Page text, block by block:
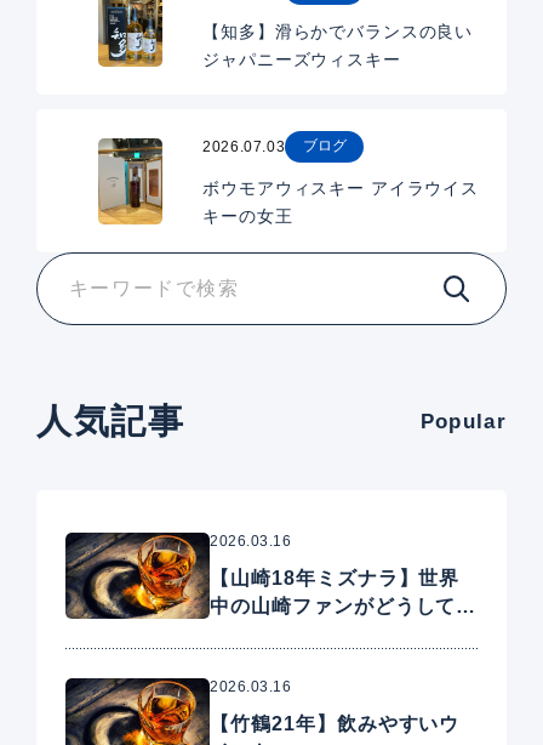
【知多】滑らかでバランスの良い
ジャパニーズウィスキー
2026.07.03 ブログ
ボウモアウィスキー アイラウイス
キーの女王
人気記事 Popular
2026.03.16
【山崎18年ミズナラ】世界
中の山崎ファンがどうしても
2026.03.16
【竹鶴21年】飲みやすいウ